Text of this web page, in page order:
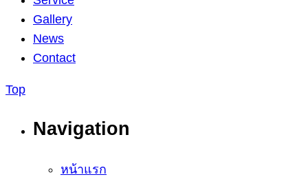
Gallery
News
Contact
Top
Navigation
หน้าแรก